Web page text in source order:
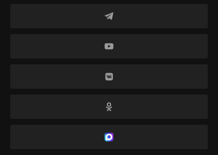
завалами еще могут находиться люди», —
Москвы для оказания экстренной
ударов дронов пятиэтажное здание обрушилось